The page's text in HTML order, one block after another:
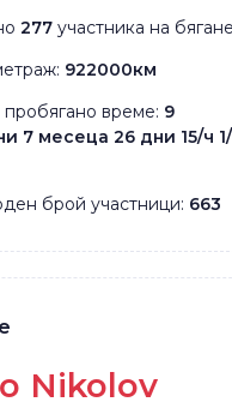
277 участника на бягане
922000км
време: 9
7 месеца 26 дни 15/ч
брой участници: 663
Nikolov